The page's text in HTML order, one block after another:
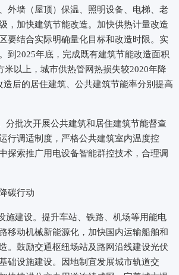
外墙（屋顶）保温、照明设备、电梯、老
，加快建筑节能改造。加快供热计量改造
要结合实际明确量化目标和改造时限。实
到2025年底，完成既有建筑节能改造面积
米以上，城市供热管网热损失较2020年降
造后的居住建筑、公共建筑节能率分别提高
分批次开展公共建筑和居住建筑节能督查
行调适制度，严格公共建筑室内温度控
探索推广用电设备智能群控技术，合理调
碳行动
施建设。提升车站、铁路、机场等用能电
移动机械新能源化，加快国内运输船舶和
。鼓励交通枢纽场站及路网沿线建设光伏
础设施建设。因地制宜发展城市轨道交